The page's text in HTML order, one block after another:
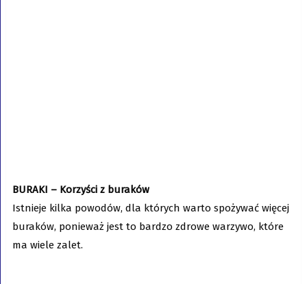
BURAKI – Korzyści z buraków
Istnieje kilka powodów, dla których warto spożywać więcej
buraków, ponieważ jest to bardzo zdrowe warzywo, które
ma wiele zalet.